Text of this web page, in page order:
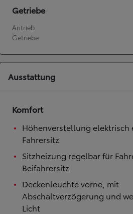
Getriebe
Antrieb
Getriebe
Ausstattung
Komfort
Höhenverstellung
Fahrersitz
Sitzheizung regelbar für
Beifahrersitz
Deckenleuchte vorne, mit
Abschaltverzögerung und
Licht